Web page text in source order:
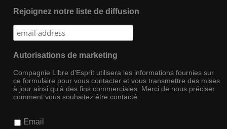
Rejoignez notre liste de diffusion
Autorisations de marketing
Compagnie Libre d'Esprit utilisera les informations fournies sur
ce formulaire pour vous contacter et vous transmettre des mises
à jour ainsi qu'à des fins commerciales. Merci de nous préciser
comment vous souhaitez être contacté:
Email